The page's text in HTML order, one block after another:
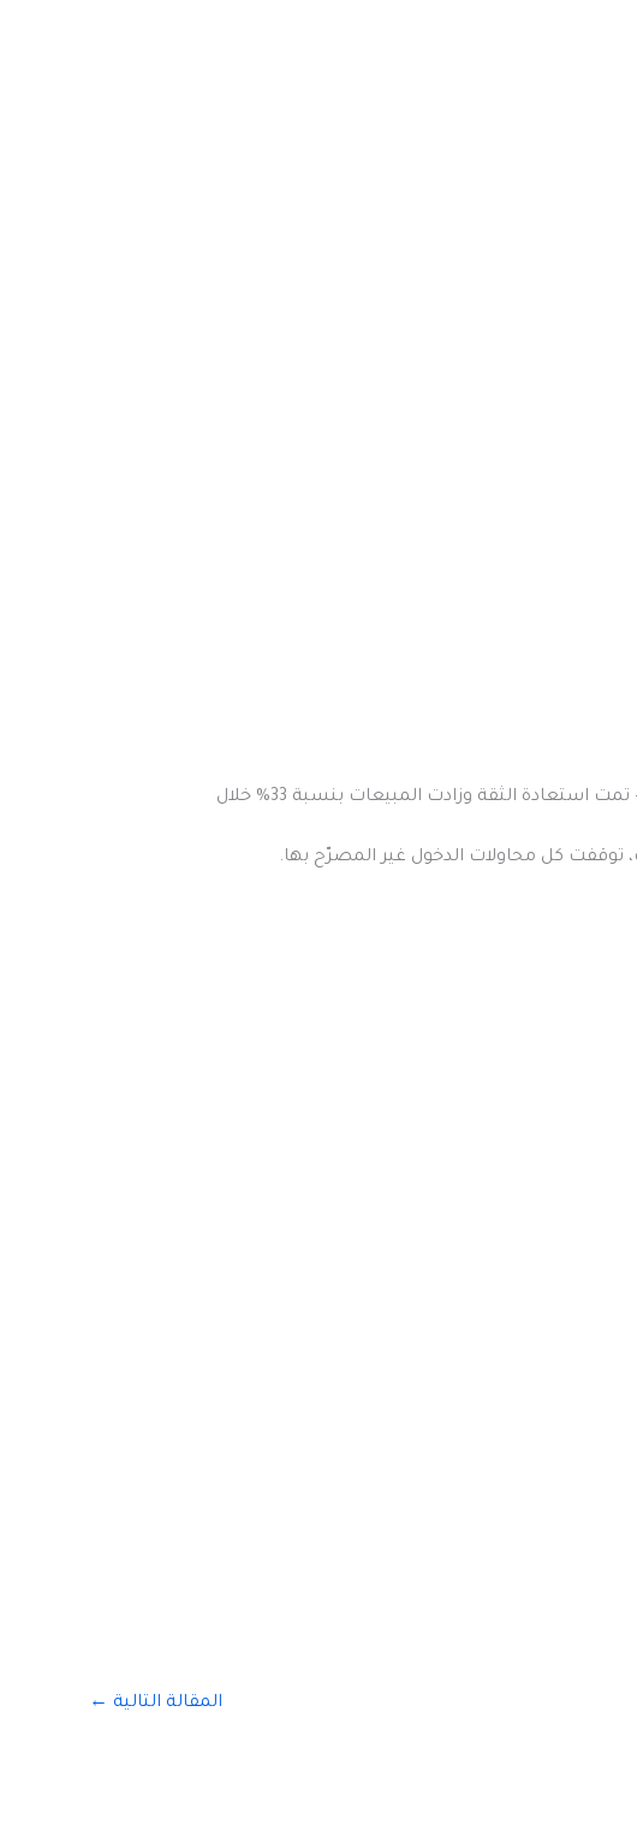
🔹 متجر إلكتروني تم اختراق بياناته جزئيًا قبل التواصل معنا، وبعد تأمينه بالكامل عبر أدوات نوكس – تمت استعادة الثقة وزادت المبيعات بنسبة 33% خلال
المقالة التالية ←